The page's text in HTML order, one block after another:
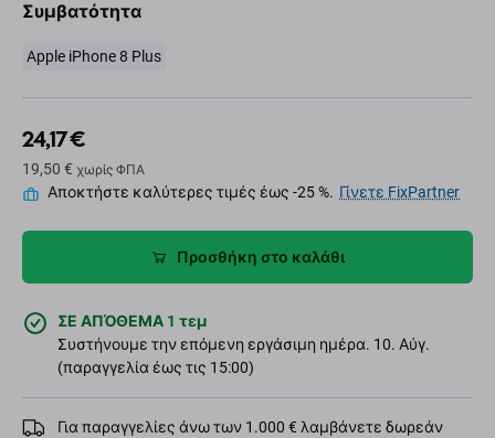
Συμβατότητα
Apple iPhone 8 Plus
24,17 €
19,50 € χωρίς ΦΠΑ
Αποκτήστε καλύτερες τιμές έως -25 %. Γίνετε FixPartner
Προσθήκη στο καλάθι
ΣΕ ΑΠΌΘΕΜΑ 1 τεμ
Συστήνουμε την επόμενη εργάσιμη ημέρα. 10. Αύγ.
(παραγγελία έως τις 15:00)
Για παραγγελίες άνω των 1.000 € λαμβάνετε δωρεάν